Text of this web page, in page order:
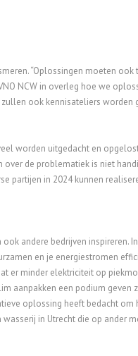
“Oplossingen moeten
NCW in overleg hoe we
ook kennisateliers
worden uitgedacht en
de problematiek is niet
partijen in 2024 kunnen
andere bedrijven inspireren.
en je energiestromen
er minder elektriciteit op
aanpakken een podium
oplossing heeft bedacht
in Utrecht die op ander